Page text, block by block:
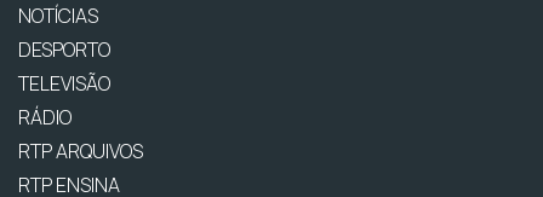
NOTÍCIAS
DESPORTO
TELEVISÃO
RÁDIO
RTP ARQUIVOS
RTP ENSINA